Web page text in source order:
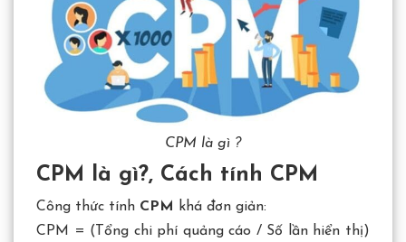
CPM là gì ?
CPM là gì?, Cách tính CPM
Công thức tính CPM
khá đơn giản:
CPM = (Tổng chi phí quảng cáo / Số lần hiển thị)